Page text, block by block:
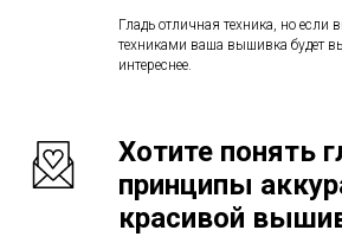
Гладь отличная техника, но если
техниками ваша вышивка будет
интереснее.
Хотите понять
принципы
красивой